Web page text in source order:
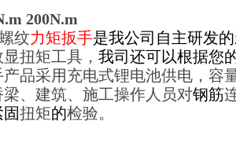
200N.m
纹力矩扳手是我公司自主研发
扭矩工具， 我司还可以根据您
产品采用充电式锂电池供电，容
、建筑、施工操作人员对钢筋
固扭矩的检验。